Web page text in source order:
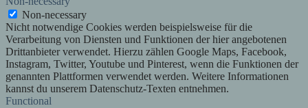
Non-necessary
Nicht notwendige Cookies werden beispielsweise für die
Verarbeitung von Diensten und Funktionen der hier angebotenen
Drittanbieter verwendet. Hierzu zählen Google Maps, Facebook,
Instagram, Twitter, Youtube und Pinterest, wenn die Funktionen der
genannten Plattformen verwendet werden. Weitere Informationen
kannst du unserem Datenschutz-Texten entnehmen.
Functional